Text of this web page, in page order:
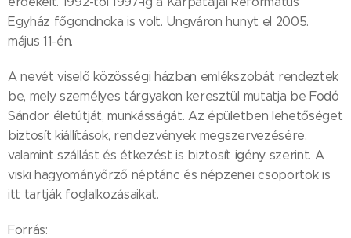
Egyház főgondnoka is volt. Ungváron hunyt el 2005.
május 11-én.
A nevét viselő közösségi házban emlékszobát rendeztek
be, mely személyes tárgyakon keresztül mutatja be Fodó
Sándor életútját, munkásságát. Az épületben lehetőséget
biztosít kiállítások, rendezvények megszervezésére,
valamint szállást és étkezést is biztosít igény szerint. A
viski hagyományőrző néptánc és népzenei csoportok is
itt tartják foglalkozásaikat.
Forrás: